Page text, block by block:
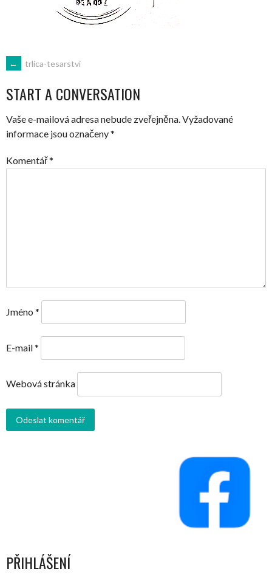
POST
NAVIGATION
← trlica-tesarstvi
START A CONVERSATION
Vaše e-mailová adresa nebude zveřejněna.Vyžadované
informace jsou označeny*
Komentář*
Jméno *
E-mail*
Webová stránka
PŘIHLÁŠENÍ